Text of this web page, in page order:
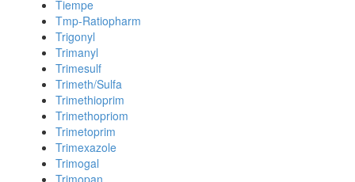
Tiempe
Tmp-Ratiopharm
Trigonyl
Trimanyl
Trimesulf
Trimeth/Sulfa
Trimethioprim
Trimethopriom
Trimetoprim
Trimexazole
Trimogal
Trimopan